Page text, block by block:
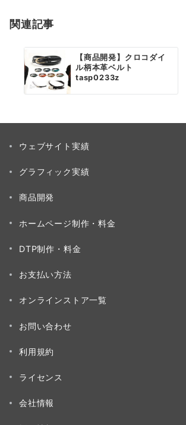
ン
関連記事
【商品開発】クロコダイ
ル柄本革ベルト
tasp0233z
ウェブサイト実績
グラフィック実績
商品開発
ホームページ制作・料金
DTP制作・料金
お支払い方法
オンラインストア一覧
お問い合わせ
利用規約
ライセンス
会社情報